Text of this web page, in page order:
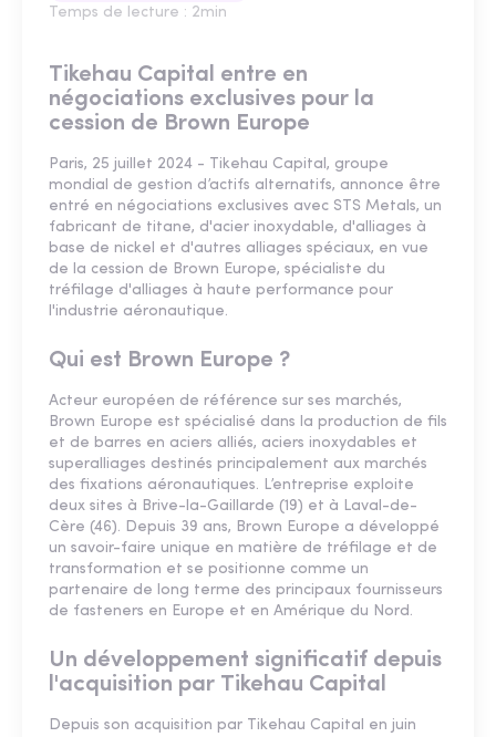
Temps de lecture : 2min
Tikehau Capital entre en
négociations exclusives pour la
cession de Brown Europe
Paris, 25 juillet 2024 - Tikehau Capital, groupe
mondial de gestion d’actifs alternatifs, annonce être
entré en négociations exclusives avec STS Metals, un
fabricant de titane, d'acier inoxydable, d'alliages à
base de nickel et d'autres alliages spéciaux, en vue
de la cession de Brown Europe, spécialiste du
tréfilage d'alliages à haute performance pour
l'industrie aéronautique.
Qui est Brown Europe ?
Acteur européen de référence sur ses marchés,
Brown Europe est spécialisé dans la production de fils
et de barres en aciers alliés, aciers inoxydables et
superalliages destinés principalement aux marchés
des fixations aéronautiques. L’entreprise exploite
deux sites à Brive-la-Gaillarde (19) et à Laval-de-
Cère (46). Depuis 39 ans, Brown Europe a développé
un savoir-faire unique en matière de tréfilage et de
transformation et se positionne comme un
partenaire de long terme des principaux fournisseurs
de fasteners en Europe et en Amérique du Nord.
Un développement significatif depuis
l'acquisition par Tikehau Capital
Depuis son acquisition par Tikehau Capital en juin